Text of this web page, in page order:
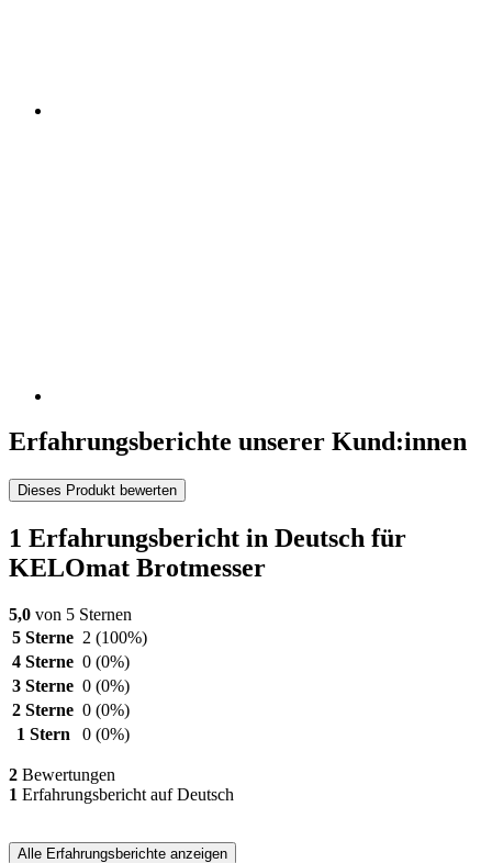
Erfahrungsberichte unserer Kund:innen
Dieses Produkt bewerten
1 Erfahrungsbericht in Deutsch für
KELOmat Brotmesser
5,0 von 5 Sternen
5 Sterne 2 (100%)
4 Sterne 0 (0%)
3 Sterne 0 (0%)
2 Sterne 0 (0%)
1 Stern
0 (0%)
2 Bewertungen
1 Erfahrungsbericht auf Deutsch
Alle Erfahrungsberichte anzeigen